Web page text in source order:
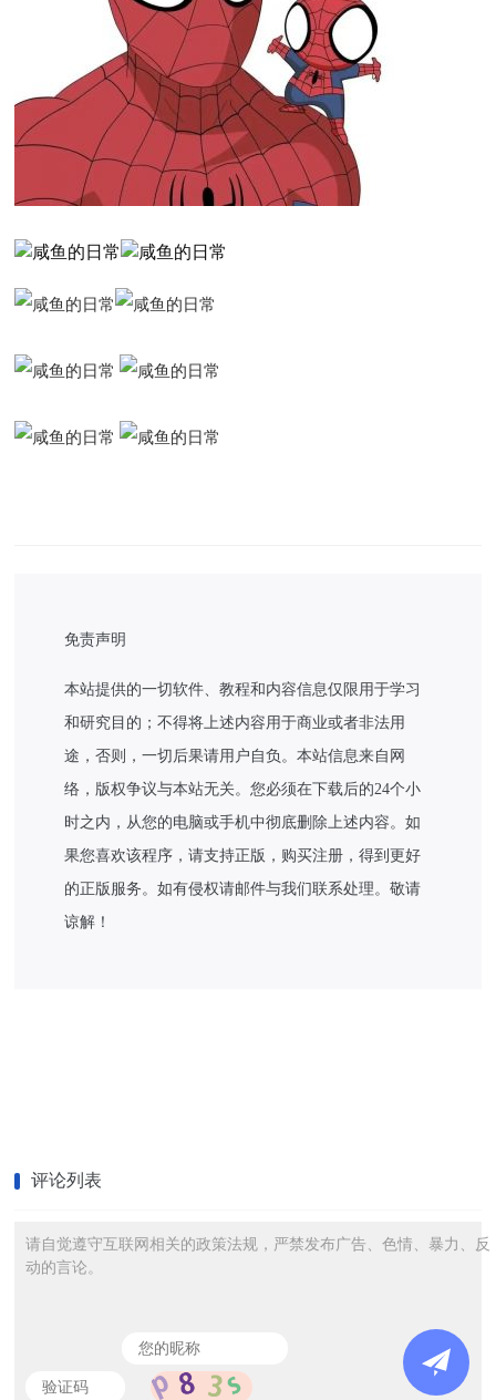
免责声明
本站提供的一切软件、教程和内容信息仅限用于学习
和研究目的；不得将上述内容用于商业或者非法用
途，否则，一切后果请用户自负。本站信息来自网
络，版权争议与本站无关。您必须在下载后的24个小
时之内，从您的电脑或手机中彻底删除上述内容。如
果您喜欢该程序，请支持正版，购买注册，得到更好
的正版服务。如有侵权请邮件与我们联系处理。敬请
谅解！
评论列表
请自觉遵守互联网相关的政策法规，严禁发布广告、色情、暴力、反
动的言论。